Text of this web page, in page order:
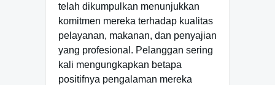
telah dikumpulkan menunjukkan
komitmen mereka terhadap kualitas
pelayanan, makanan, dan penyajian
yang profesional. Pelanggan sering
kali mengungkapkan betapa
positifnya pengalaman mereka